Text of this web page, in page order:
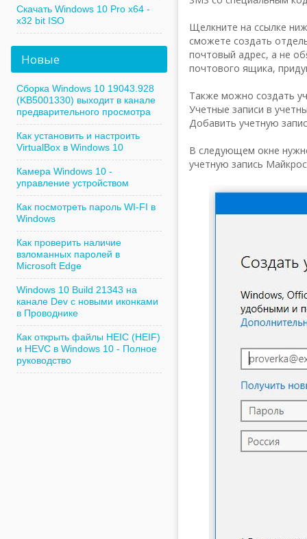
Щелкните на ссылке
сможете создать
почтовый адрес, а не
почтового ящика,
Также можно создать
Учетные записи в
Добавить учетную
В следующем окне
учетную запись
Скачать Windows 10 Pro x64 -
x32 bit ISO
Новые
Сборка Windows 10 19043.928
(KB5001330) выходит в канале
предварительного просмотра
Как установить и настроить
VirtualBox в Windows 10
Камера Windows 10 -
управление устройством
Как посмотреть пароль WI-FI в
Windows
Как проверить наличие
взломанных паролей в
Microsoft Edge
Windows 10 Build 21343 на
канале Dev с новыми иконками
в Проводнике
Как открыть файлы HEIC (HEIF)
и HEVC в Windows 10 - Полное
руководство